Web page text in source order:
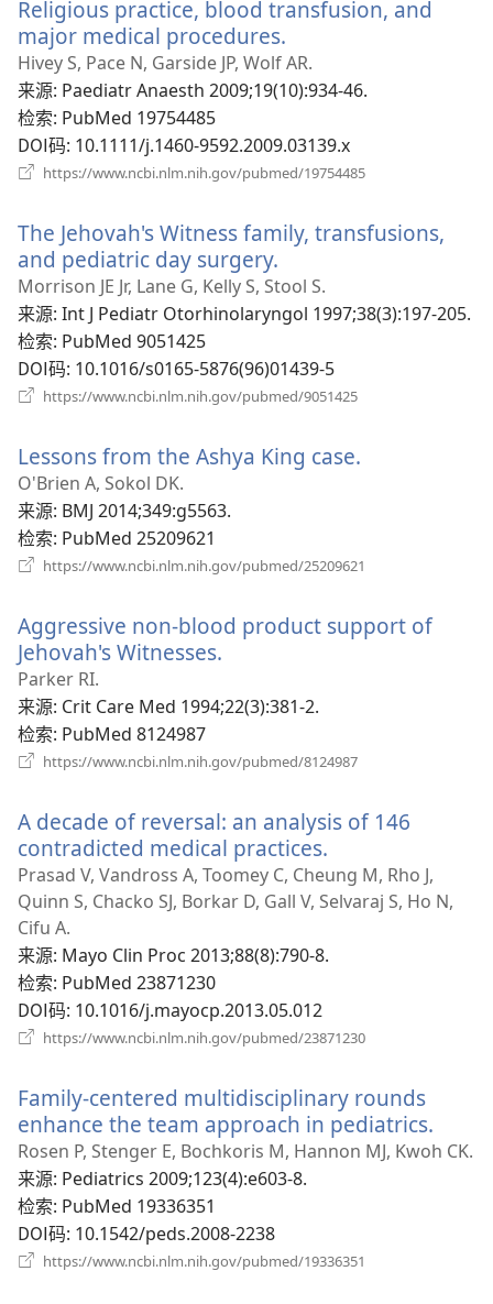
窗
Religious practice, blood transfusion, and
major medical procedures.
开
新
口）
Hivey S, Pace N, Garside JP, Wolf AR.
来源‎: Paediatr Anaesth 2009;19(10):934-46.
检索‎: PubMed 19754485
DOI码‎: 10.1111/j.1460-9592.2009.03139.x
https://www.ncbi.nlm.nih.gov/pubmed/19754485
窗
The Jehovah's Witness family, transfusions,
and pediatric day surgery.
开
新
口）
Morrison JE Jr, Lane G, Kelly S, Stool S.
来源‎: Int J Pediatr Otorhinolaryngol 1997;38(3):197-205.
检索‎: PubMed 9051425
DOI码‎: 10.1016/s0165-5876(96)01439-5
https://www.ncbi.nlm.nih.gov/pubmed/9051425
Lessons from the Ashya King case.
口）
O'Brien A, Sokol DK.
来源‎: BMJ 2014;349:g5563.
检索‎: PubMed 25209621
https://www.ncbi.nlm.nih.gov/pubmed/25209621
窗
口）
Aggressive non-blood product support of
Jehovah's Witnesses.
新
口）
Parker RI.
来源‎: Crit Care Med 1994;22(3):381-2.
检索‎: PubMed 8124987
https://www.ncbi.nlm.nih.gov/pubmed/8124987
窗
A decade of reversal: an analysis of 146
contradicted medical practices.
开
新
Prasad V, Vandross A, Toomey C, Cheung M, Rho J,
Quinn S, Chacko SJ, Borkar D, Gall V, Selvaraj S, Ho N,
Cifu A.
来源‎: Mayo Clin Proc 2013;88(8):790-8.
检索‎: PubMed 23871230
DOI码‎: 10.1016/j.mayocp.2013.05.012
https://www.ncbi.nlm.nih.gov/pubmed/23871230
窗
口）
Family-centered multidisciplinary rounds
enhance the team approach in pediatrics.
开
Rosen P, Stenger E, Bochkoris M, Hannon MJ, Kwoh CK.
来源‎: Pediatrics 2009;123(4):e603-8.
检索‎: PubMed 19336351
DOI码‎: 10.1542/peds.2008-2238
https://www.ncbi.nlm.nih.gov/pubmed/19336351